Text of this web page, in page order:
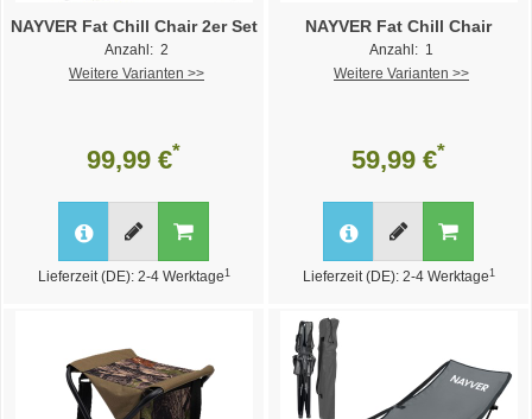
NAYVER Fat Chill Chair 2er Set
Anzahl: 2
Weitere Varianten >>
99,99 €*
Lieferzeit (DE): 2-4 Werktage 1
NAYVER Fat Chill Chair
Anzahl: 1
Weitere Varianten >>
59,99 €*
Lieferzeit (DE): 2-4 Werktage 1